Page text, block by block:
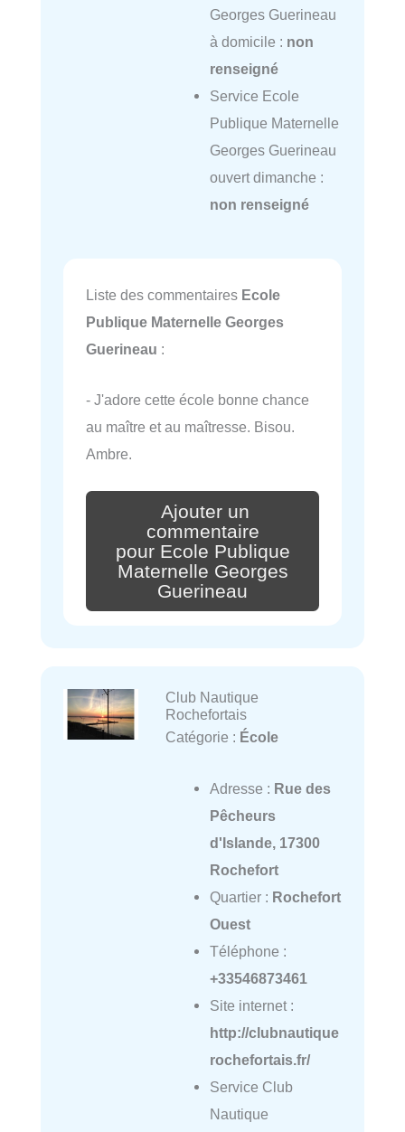
Georges Guerineau
à domicile : non
renseigné
Service Ecole
Publique Maternelle
Georges Guerineau
ouvert dimanche :
non renseigné
Liste des commentaires Ecole
Publique Maternelle Georges
Guerineau :
- J'adore cette école bonne chance
au maître et au maîtresse. Bisou.
Ambre.
Ajouter un
commentaire
pour Ecole Publique
Maternelle Georges
Guerineau
Club Nautique
Rochefortais
Catégorie : École
Adresse : Rue des
Pêcheurs
d'Islande, 17300
Rochefort
Quartier : Rochefort
Ouest
Téléphone :
+33546873461
Site internet :
http://clubnautique
rochefortais.fr/
Service Club
Nautique